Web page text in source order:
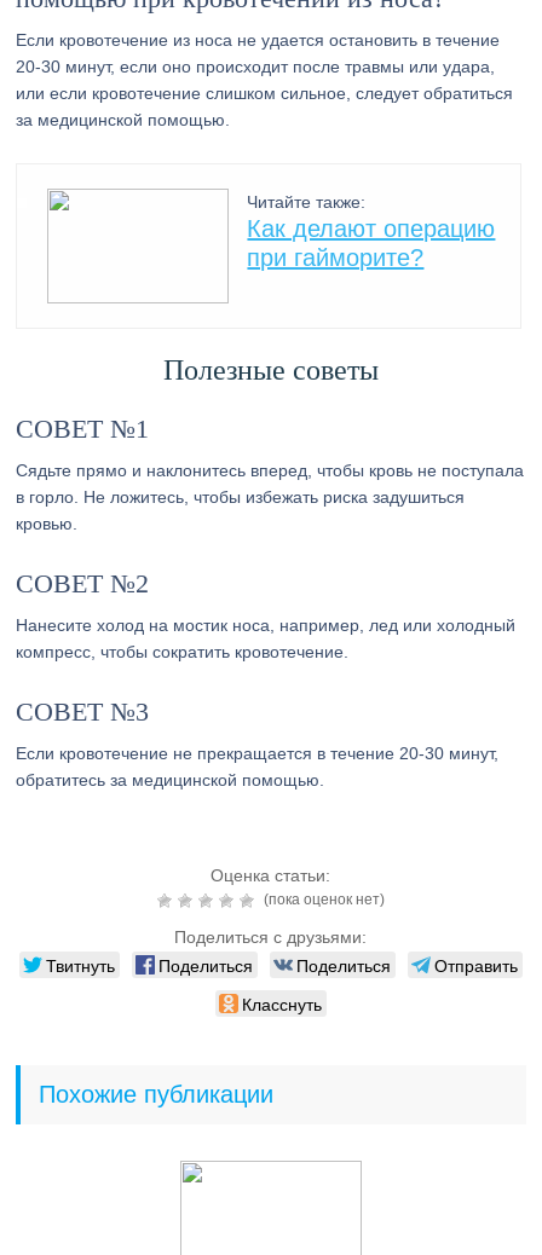
Если кровотечение из носа не удается остановить в течение
20-30 минут, если оно происходит после травмы или удара,
или если кровотечение слишком сильное, следует обратиться
за медицинской помощью.
Читайте также:
Как делают операцию
при гайморите?
Полезные советы
СОВЕТ №1
Сядьте прямо и наклонитесь вперед, чтобы кровь не поступала
в горло. Не ложитесь, чтобы избежать риска задушиться
кровью.
СОВЕТ №2
Нанесите холод на мостик носа, например, лед или холодный
компресс, чтобы сократить кровотечение.
СОВЕТ №3
Если кровотечение не прекращается в течение 20-30 минут,
обратитесь за медицинской помощью.
Оценка статьи:
(пока оценок нет)
Поделиться с друзьями:
Твитнуть Поделиться Поделиться
Отправить
Класснуть
Похожие публикации